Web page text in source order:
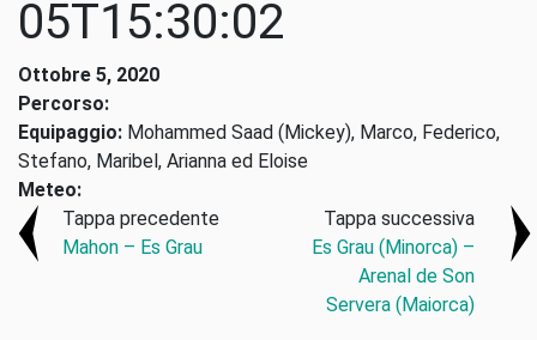
05T15:30:02
Ottobre 5, 2020
Percorso:
Equipaggio: Mohammed Saad (Mickey), Marco, Federico,
Stefano, Maribel, Arianna ed Eloise
Meteo:
Tappa precedente
Mahon – Es Grau
Tappa successiva
Es Grau (Minorca) –
Arenal de Son
Servera (Maiorca)